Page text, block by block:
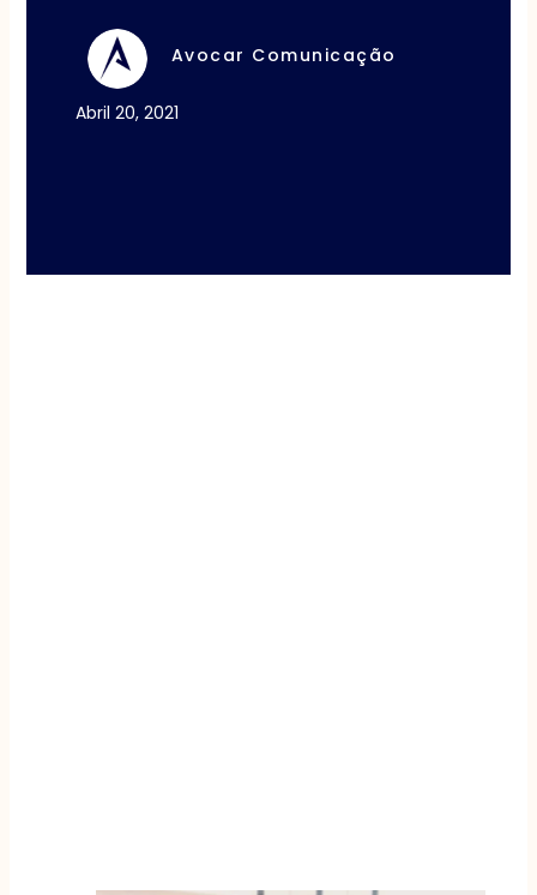
Avocar Comunicação
Abril 20, 2021